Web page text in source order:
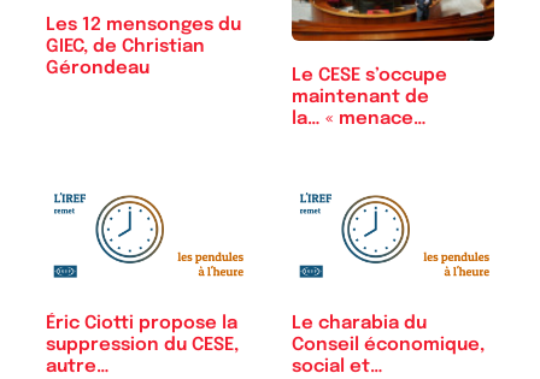
Les 12 mensonges du
GIEC, de Christian
Gérondeau
Le CESE s’occupe
maintenant de
la… « menace…
Éric Ciotti propose la
suppression du CESE,
autre…
Le charabia du
Conseil économique,
social et…